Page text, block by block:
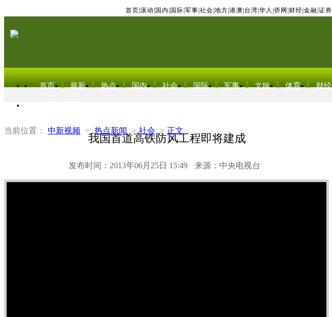
首页 滚动 国内 国际 军事 社会 地方 港澳 台湾 华人 侨网 财经 金融 证券
首页 最新 热点 国内 社会 国际 军事 文娱 体育 财经
当前位置： 中新视频 > 热点新闻 > 社会 > 正文
我国首道高铁防风工程即将建成
发布时间：2013年06月25日 15:49 来源：中央电视台